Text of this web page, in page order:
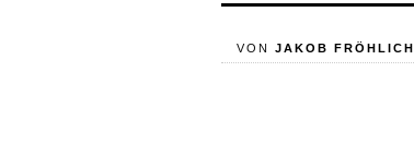
VON JAKOB FRÖHLICH